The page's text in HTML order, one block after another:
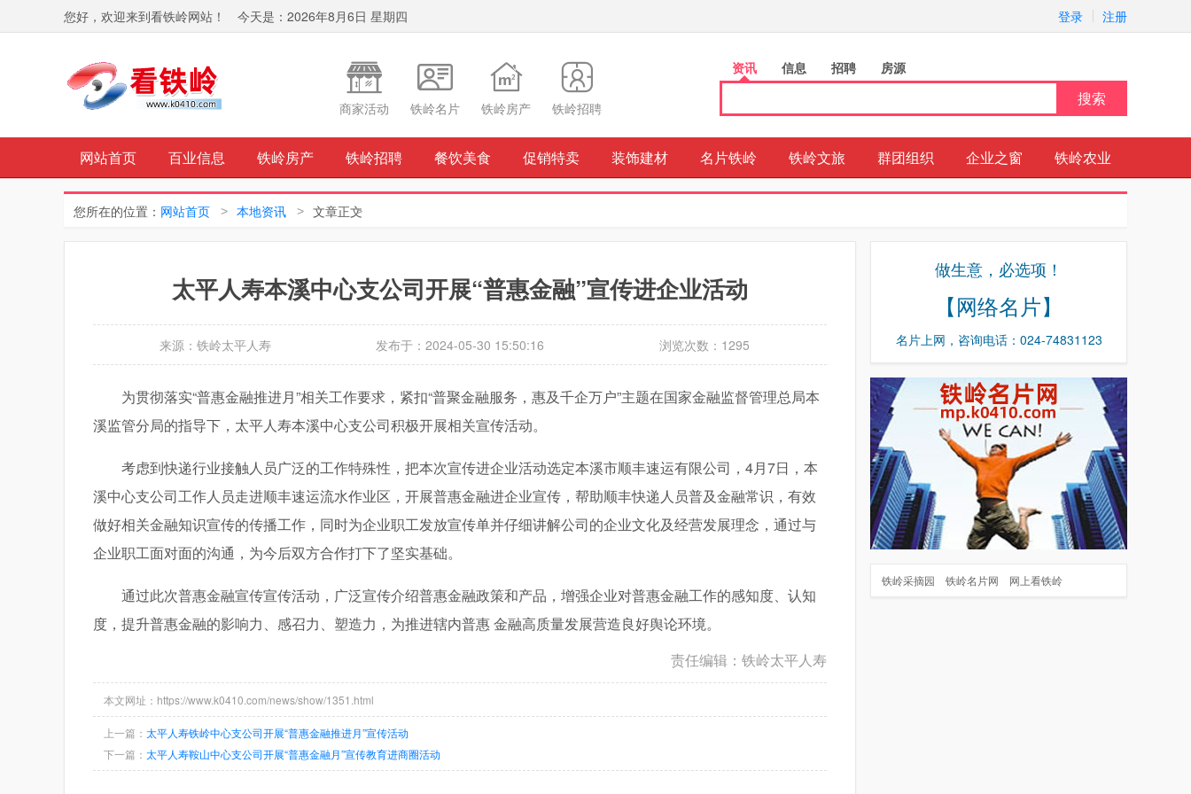
您好，欢迎来到看铁岭网站！ 今天是： 2026年8月6日 星期四 登录 注册
商家活动 铁岭名片 铁岭房产 铁岭招聘
资讯 信息 招聘 房源
搜索
网站首页 百业信息 铁岭房产 铁岭招聘 餐饮美食 促销特卖 装饰建材 名片铁岭 铁岭文旅 群团组织 企业之窗 铁岭农业
您所在的位置： 网站首页 本地资讯 文章正文
太平人寿本溪中心支公司开展“普惠金融”宣传进企业活动
来源：铁岭太平人寿 发布于：2024-05-30 15:50:16 浏览次数：1295
为贯彻落实“普惠金融推进月”相关工作要求，紧扣“普聚金融服务，惠及千企万户”主题在国家金融监督管理总局本
溪监管分局的指导下，太平人寿本溪中心支公司积极开展相关宣传活动。
考虑到快递行业接触人员广泛的工作特殊性，把本次宣传进企业活动选定本溪市顺丰速运有限公司，4月7日，本
溪中心支公司工作人员走进顺丰速运流水作业区，开展普惠金融进企业宣传，帮助顺丰快递人员普及金融常识，有效
做好相关金融知识宣传的传播工作，同时为企业职工发放宣传单并仔细讲解公司的企业文化及经营发展理念，通过与
企业职工面对面的沟通，为今后双方合作打下了坚实基础。
通过此次普惠金融宣传宣传活动，广泛宣传介绍普惠金融政策和产品，增强企业对普惠金融工作的感知度、认知
度，提升普惠金融的影响力、感召力、塑造力，为推进辖内普惠 金融高质量发展营造良好舆论环境。
责任编辑：铁岭太平人寿
本文网址：https://www.k0410.com/news/show/1351.html
上一篇： 太平人寿铁岭中心支公司开展“普惠金融推进月”宣传活动
下一篇： 太平人寿鞍山中心支公司开展“普惠金融月”宣传教育进商圈活动
做生意，必选项！
【网络名片】
名片上网，咨询电话：024-74831123
铁岭采摘园 铁岭名片网 网上看铁岭